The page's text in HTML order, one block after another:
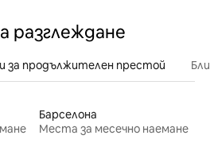
разглеждане
за продължителен престой
Барселона
Места за месечно наемане